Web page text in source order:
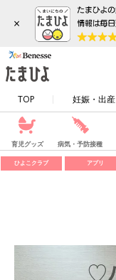
×
TOP 妊娠・出産
育児グッズ 病気・予防接種
ひよこクラブ アプリ